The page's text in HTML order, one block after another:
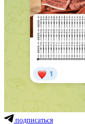
подписаться